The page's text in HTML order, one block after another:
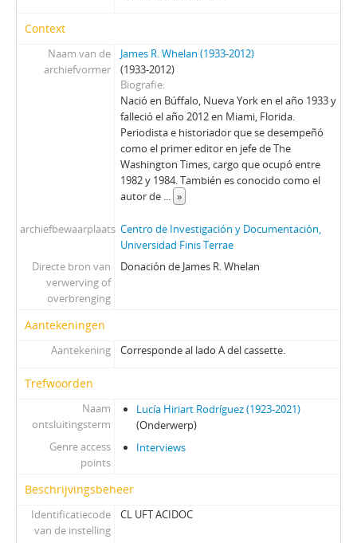
Context
Naam van de
archiefvormer
James R. Whelan (1933-2012)
(1933-2012)
Biografie
Nació en Búffalo, Nueva York en el año 1933 y
falleció el año 2012 en Miami, Florida.
Periodista e historiador que se desempeñó
como el primer editor en jefe de The
Washington Times, cargo que ocupó entre
1982 y 1984. También es conocido como el
autor de ... »
archiefbewaarplaats Centro de Investigación y Documentación,
Universidad Finis Terrae
Directe bron van
verwerving of
overbrenging
Donación de James R. Whelan
Aantekeningen
Aantekening Corresponde al lado A del cassette.
Trefwoorden
Naam
ontsluitingsterm
Lucía Hiriart Rodríguez (1923-2021)
(Onderwerp)
Genre access
points
Interviews
Beschrijvingsbeheer
Identificatiecode
van de instelling
CL UFT ACIDOC